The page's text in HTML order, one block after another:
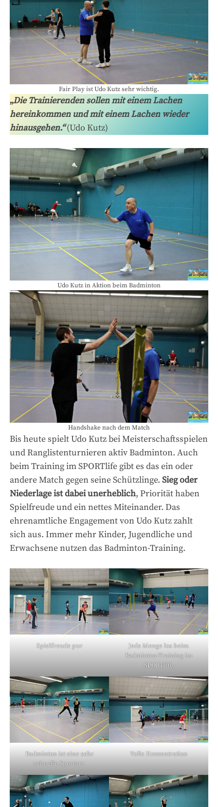
Fair Play ist Udo Kutz sehr wichtig.
„Die Trainierenden sollen mit einem Lachen
hereinkommen und mit einem Lachen wieder
hinausgehen.“ (Udo Kutz)
Udo Kutz in Aktion beim Badminton
Handshake nach dem Match
Bis heute spielt Udo Kutz bei Meisterschaftsspielen
und Ranglistenturnieren aktiv Badminton. Auch
beim Training im SPORTlife gibt es das ein oder
andere Match gegen seine Schützlinge. Sieg oder
Niederlage ist dabei unerheblich, Priorität haben
Spielfreude und ein nettes Miteinander. Das
ehrenamtliche Engagement von Udo Kutz zahlt
sich aus. Immer mehr Kinder, Jugendliche und
Erwachsene nutzen das Badminton-Training.
Spielfreude pur
Jede Menge los beim
Badminton-Training im
SPORTlife
Badminton ist eine sehr
schnelle Sportart.
Volle Konzentration